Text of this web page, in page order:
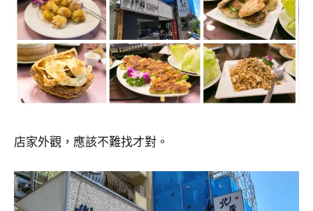
店家外觀，應該不難找才對。